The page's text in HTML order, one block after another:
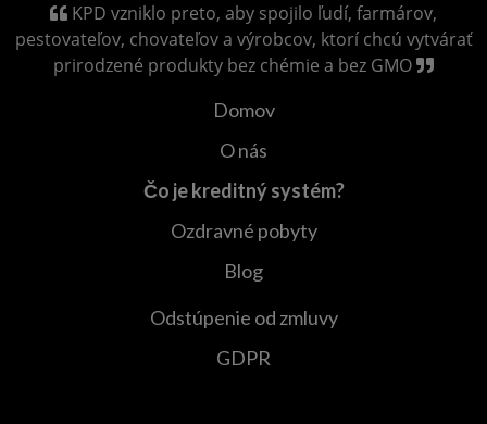
KPD vzniklo preto, aby spojilo ľudí, farmárov,
pestovateľov, chovateľov a výrobcov, ktorí chcú vytvárať
prirodzené produkty bez chémie a bez GMO
Domov
O nás
Čo je kreditný systém?
Ozdravné pobyty
Blog
Odstúpenie od zmluvy
GDPR